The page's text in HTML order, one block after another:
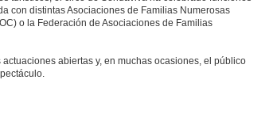
con distintas Asociaciones de Familias Numerosas
o la Federación de Asociaciones de Familias
abiertas y, en muchas ocasiones, el público